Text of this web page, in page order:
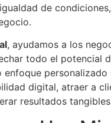
de
, ayudamos a los
todo el potencial
enfoque personalizado
digital, atraer a
resultados